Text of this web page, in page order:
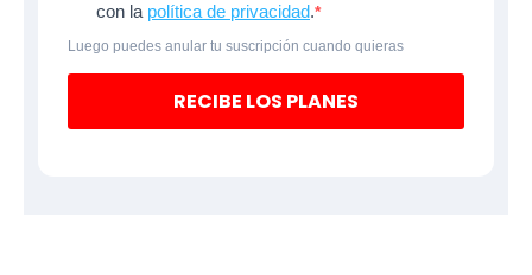
con la política de privacidad.
Luego puedes anular tu suscripción cuando quieras
RECIBE LOS PLANES